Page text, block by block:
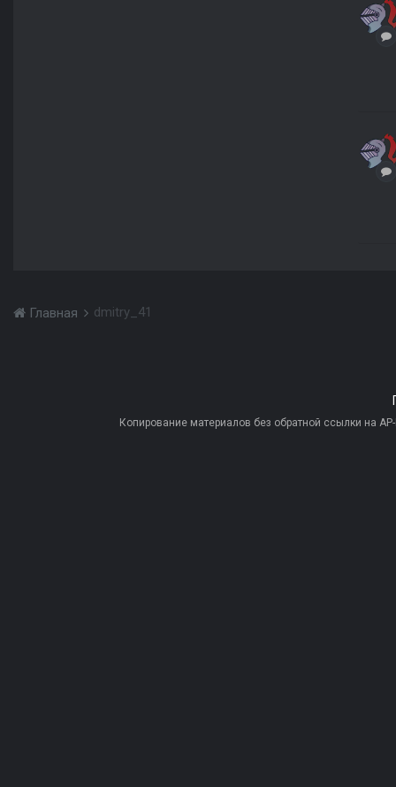
Главная dmitry_41
Копирование материалов без обратной ссылки на